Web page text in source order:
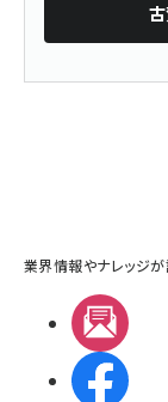
業界情報やナレッジが